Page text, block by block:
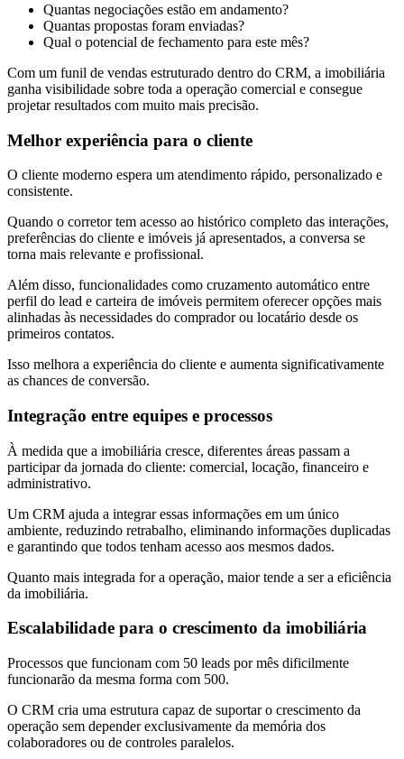
Quantas negociações estão em andamento?
Quantas propostas foram enviadas?
Qual o potencial de fechamento para este mês?
Com um funil de vendas estruturado dentro do CRM, a imobiliária
ganha visibilidade sobre toda a operação comercial e consegue
projetar resultados com muito mais precisão.
Melhor experiência para o cliente
O cliente moderno espera um atendimento rápido, personalizado e
consistente.
Quando o corretor tem acesso ao histórico completo das interações,
preferências do cliente e imóveis já apresentados, a conversa se
torna mais relevante e profissional.
Além disso, funcionalidades como cruzamento automático entre
perfil do lead e carteira de imóveis permitem oferecer opções mais
alinhadas às necessidades do comprador ou locatário desde os
primeiros contatos.
Isso melhora a experiência do cliente e aumenta significativamente
as chances de conversão.
Integração entre equipes e processos
À medida que a imobiliária cresce, diferentes áreas passam a
participar da jornada do cliente: comercial, locação, financeiro e
administrativo.
Um CRM ajuda a integrar essas informações em um único
ambiente, reduzindo retrabalho, eliminando informações duplicadas
e garantindo que todos tenham acesso aos mesmos dados.
Quanto mais integrada for a operação, maior tende a ser a eficiência
da imobiliária.
Escalabilidade para o crescimento da imobiliária
Processos que funcionam com 50 leads por mês dificilmente
funcionarão da mesma forma com 500.
O CRM cria uma estrutura capaz de suportar o crescimento da
operação sem depender exclusivamente da memória dos
colaboradores ou de controles paralelos.